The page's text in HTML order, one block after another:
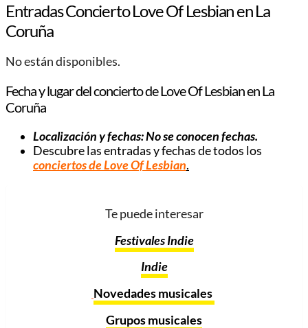
Entradas Concierto Love Of Lesbian en La
Coruña
No están disponibles.
Fecha y lugar del concierto de Love Of Lesbian en La
Coruña
Localización y fechas: No se conocen fechas.
Descubre las entradas y fechas de todos los
conciertos de Love Of Lesbian.
Te puede interesar
Festivales Indie
Indie
Novedades musicales
Grupos musicales